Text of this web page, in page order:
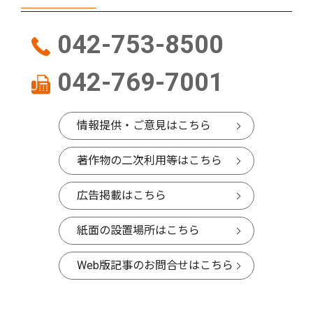
042-753-8500
042-769-7001
情報提供・ご意見はこちら
著作物の二次利用等はこちら
広告掲載はこちら
紙面の設置場所はこちら
Web版記事のお問合せはこちら